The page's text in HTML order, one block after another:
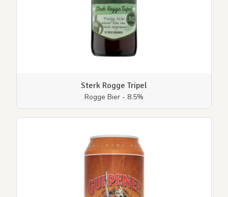
Sterk Rogge Tripel
Rogge Bier - 8.5%